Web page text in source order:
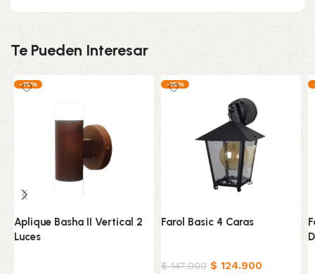
Te Pueden Interesar
-15%
Aplique Basha II Vertical 2
Luces
-15%
Farol Basic 4 Caras
$147.000 $ 124.900